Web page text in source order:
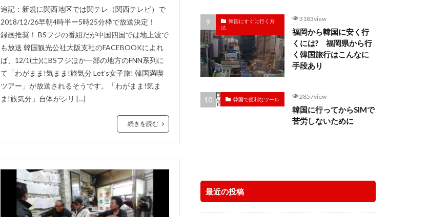
追記：新規に関西地区では関テレ（関西テレビ）で
2018/12/26早朝4時半ー5時25分枠で放送決定！
録画推奨！ BSフジの番組だが中国四国では地上波で
も放送 韓国観光公社大阪支社のFACEBOOKによれ
ば、12/1(土)にBSフジほか一部の地方のFNN系列に
て「わがまま!気まま!旅気分 Let’s女子旅! 韓国満喫
ツアー」が放送されるそうです。「わがまま!気ま
ま!旅気分」自体がシリ […]
続きを読む
韓国にすぐに行く方
法
3183view
福岡から韓国に安く行
くには? 福岡県から行
く韓国旅行はこんなに
手段あり
韓国で便利なツール 2857view
韓国に行ってからSIMで
苦労しないために
最近の投稿